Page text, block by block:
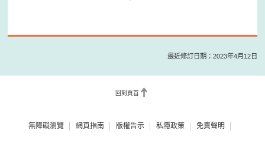
最近修訂日期：2023年4月12日
回到頁首
無障礙瀏覽 網頁指南 版權告示 私隱政策 免責聲明